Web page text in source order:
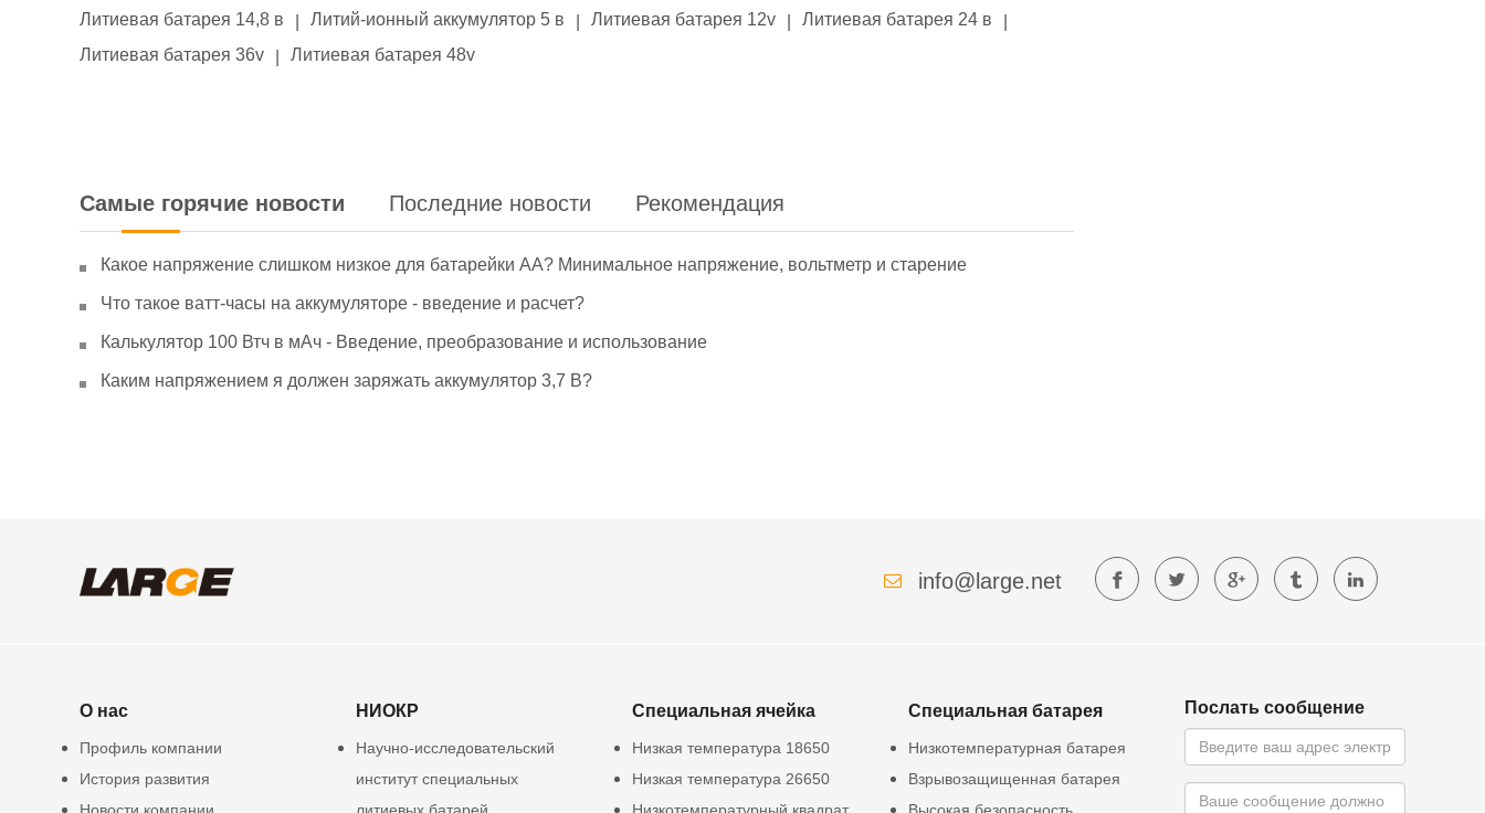
Литиевая батарея 14,8 в
Литий-ионный аккумулятор 5 в Литиевая батарея 12v Литиевая батарея 24 в
Литиевая батарея 36v
Литиевая батарея 48v
Самые горячие новости Последние новости Рекомендация
Какое напряжение слишком низкое для батарейки АА? Минимальное напряжение, вольтметр и старение
Что такое ватт-часы на аккумуляторе - введение и расчет?
Калькулятор 100 Втч в мАч - Введение, преобразование и использование
Каким напряжением я должен заряжать аккумулятор 3,7 В?
info@large.net
О нас
Профиль компании
История развития
НИОКР
Научно-исследовательский
институт специальных
Специальная ячейка
Низкая температура 18650
Низкая температура 26650
Специальная батарея
Низкотемпературная батарея
Взрывозащищенная батарея
Послать сообщение